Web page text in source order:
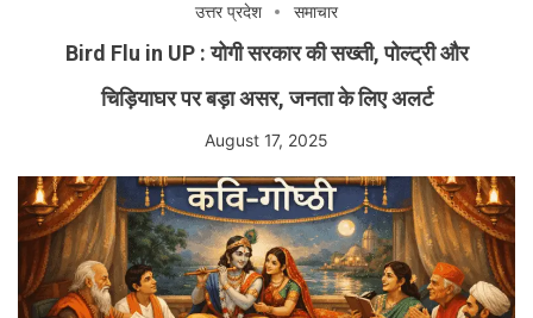
उत्तर प्रदेश समाचार
Bird Flu in UP : योगी सरकार की सख्ती, पोल्ट्री और
चिड़ियाघर पर बड़ा असर, जनता के लिए अलर्ट
August 17, 2025